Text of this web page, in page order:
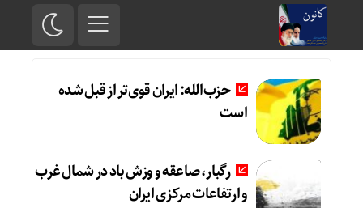
حزب‌الله: ایران قوی‌تر از قبل شده
است
رگبار، صاعقه و وزش باد در شمال غرب
و ارتفاعات مرکزی ایران